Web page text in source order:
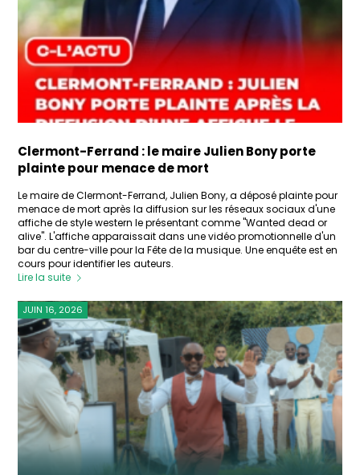
Clermont-Ferrand : le maire Julien Bony porte
plainte pour menace de mort
Le maire de Clermont-Ferrand, Julien Bony, a déposé plainte pour
menace de mort après la diffusion sur les réseaux sociaux d'une
affiche de style western le présentant comme "Wanted dead or
alive". L'affiche apparaissait dans une vidéo promotionnelle d'un
bar du centre-ville pour la Fête de la musique. Une enquête est en
cours pour identifier les auteurs.
Lire la suite
JUIN 16, 2026